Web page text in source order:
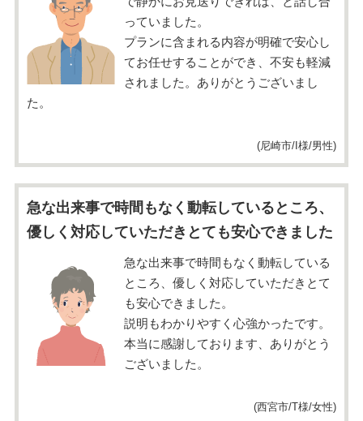
よくあるご質問
会社概要
っていました。
プランに含まれる内容が明確で安心し
てお任せすることができ、不安も軽減
されました。ありがとうございまし
た。
(尼崎市/I様/男性)
急な出来事で時間もなく動転しているところ、
優しく対応していただきとても安心できました
急な出来事で時間もなく動転している
ところ、優しく対応していただきとて
も安心できました。
説明もわかりやすく心強かったです。
本当に感謝しております、ありがとう
ございました。
(西宮市/T様/女性)